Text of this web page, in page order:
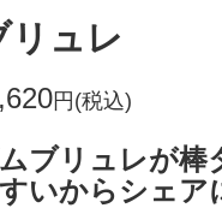
リュレ
円(税込)
ブリュレが棒
いからシェア